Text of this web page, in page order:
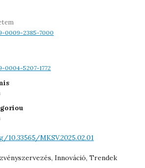
0009-2385-7000
5207-1772
MKSV.2025.02.01
Innováció, Trendek